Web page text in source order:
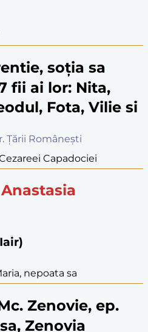
soția sa
fii ai lor: Nita,
Fota, Vilie si
Țării Românești
Capadociei
nepoata sa
Zenovie, ep.
Zenovia